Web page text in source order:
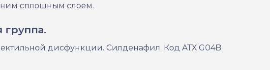
сплошным слоем.
дисфункции. Силденафил. Код АТХG04B